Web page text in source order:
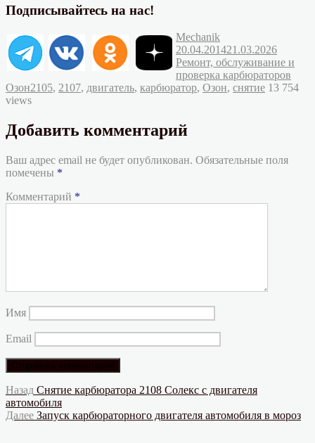
Подписывайтесь на нас!
Автор
MechanikОпубликовано
20.04.201421.03.2026
Ремонт, обслуживание и
проверка карбюраторов
ОзонМетки
2105, 2107, двигатель, карбюратор, Озон, снятие 13 754
views
Добавить комментарий
Ваш адрес email не будет опубликован. Обязательные поля
помечены *
Комментарий *
Имя
Email
Навигация
по
Назад Предыдущая
запись:
Снятие карбюратора 2108 Солекс с двигателя
автомобиля
Далее Следующая
Запуск карбюраторного двигателя автомобиля в мороз